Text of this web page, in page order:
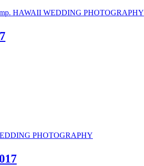
HAWAII WEDDING PHOTOGRAPHY
PHOTOGRAPHY